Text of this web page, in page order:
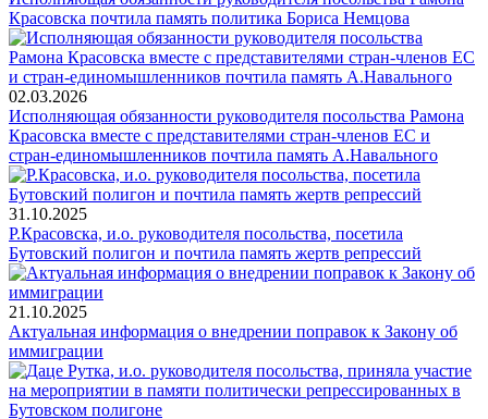
Красовска почтила память политика Бориса Немцова
02.03.2026
Исполняющая обязанности руководителя посольства Рамона
Красовска вместе с представителями стран-членов ЕС и
стран-единомышленников почтила память А.Навального
31.10.2025
Р.Красовска, и.о. руководителя посольства, посетила
Бутовский полигон и почтила память жертв репрессий
21.10.2025
Актуальная информация о внедрении поправок к Закону об
иммиграции